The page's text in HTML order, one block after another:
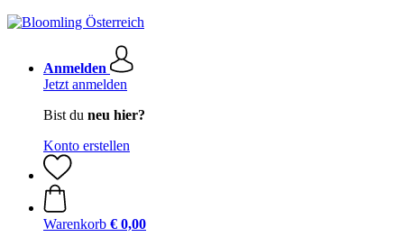
Anmelden
Jetzt anmelden
Bist du neu hier?
Konto erstellen
Warenkorb € 0,00